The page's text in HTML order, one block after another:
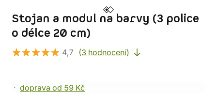
Stojan a modul na barvy (3 police
o délce 20 cm)
4,7 (3 hodnocení)
doprava od 59 Kč